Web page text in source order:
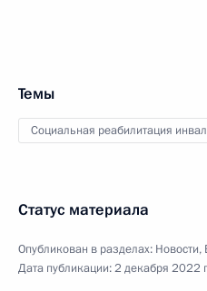
Темы
Социальная реабилитация
Статус материала
Опубликован в разделах: Новости,
Дата публикации:2 декабря 2022